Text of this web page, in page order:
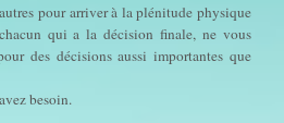
pour arriver à la plénitude physique
qui a la décision finale, ne vous
des décisions aussi importantes que
besoin.